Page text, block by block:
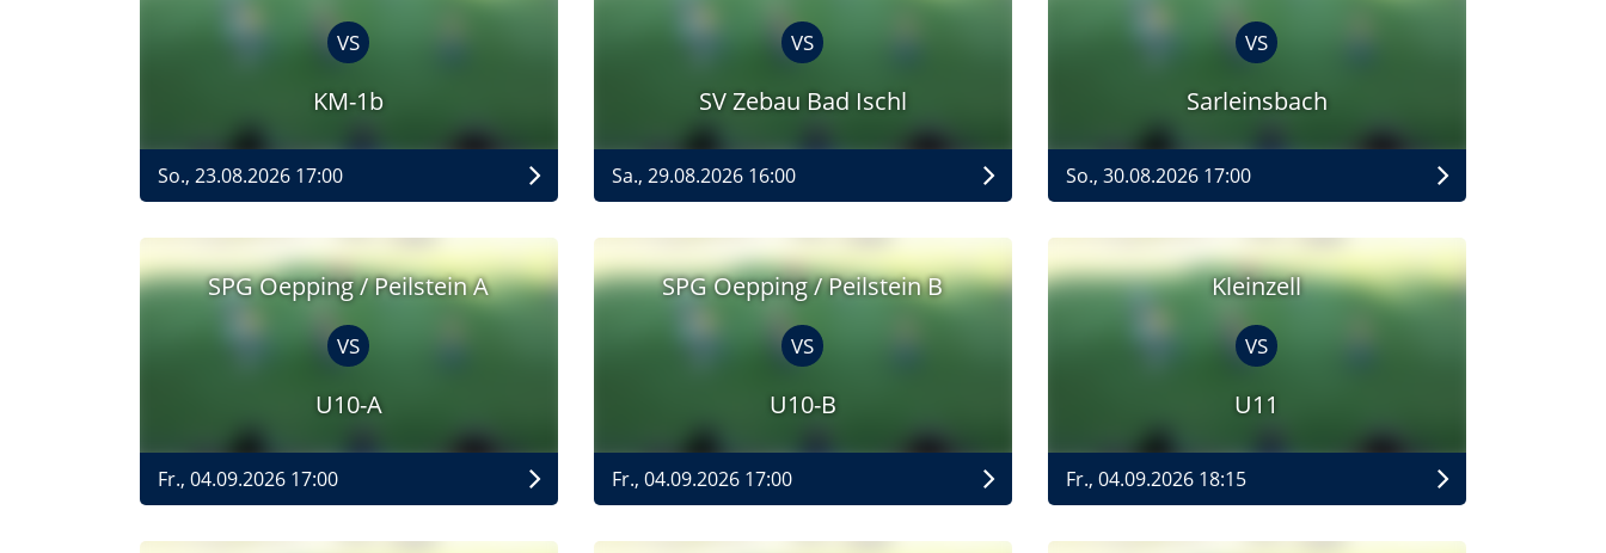
VS
KM-1b
So., 23.08.2026 17:00
VS
SV Zebau Bad Ischl
Sa., 29.08.2026 16:00
VS
Sarleinsbach
So., 30.08.2026 17:00
SPG Oepping / Peilstein A
VS
U10-A
Fr., 04.09.2026 17:00
SPG Oepping / Peilstein B
VS
U10-B
Fr., 04.09.2026 17:00
Kleinzell
VS
U11
Fr., 04.09.2026 18:15